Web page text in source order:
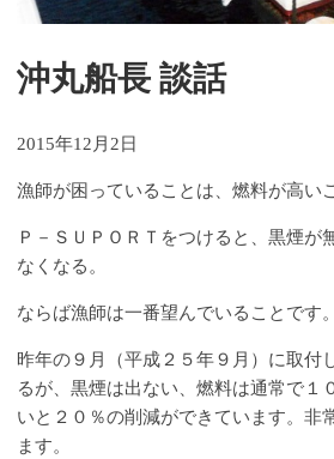
沖丸船長 談話
2015年12月2日
漁師が困っていることは、燃料が高い
Ｐ－ＳＵＰＯＲＴをつけると、黒煙が
なくなる。
ならば漁師は一番望んでいることです。
昨年の９月（平成２５年９月）に取付
るが、黒煙は出ない、燃料は通常で１
いと２０％の削減ができています。非
ます。